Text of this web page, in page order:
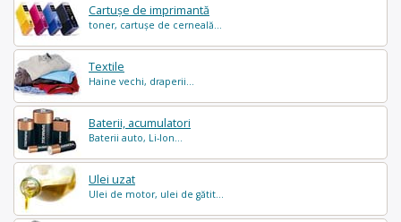
Cartușe de imprimantă
toner, cartușe de cerneală...
Textile
Haine vechi, draperii...
Baterii, acumulatori
Baterii auto, Li-Ion...
Ulei uzat
Ulei de motor, ulei de gătit...